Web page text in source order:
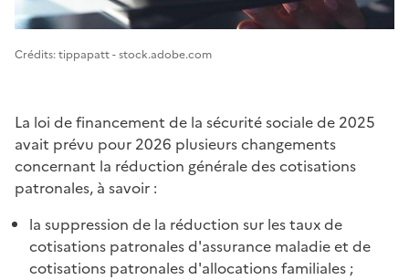
Image 1
Crédits: tippapatt - stock.adobe.com
La loi de financement de la sécurité sociale de 2025
avait prévu pour 2026 plusieurs changements
concernant la réduction générale des cotisations
patronales, à savoir :
la suppression de la réduction sur les taux de
cotisations patronales d'assurance maladie et de
cotisations patronales d'allocations familiales ;